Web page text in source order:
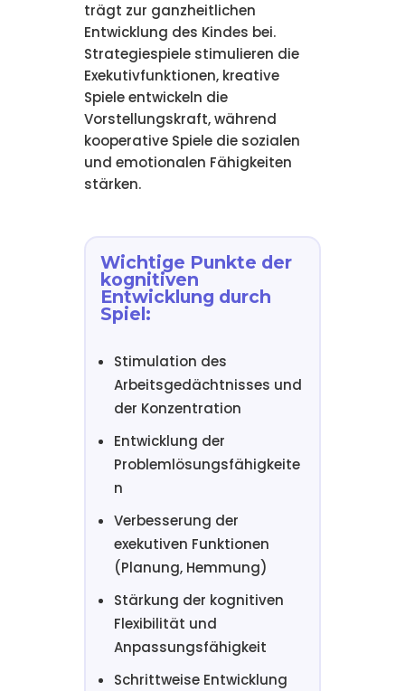
trägt zur ganzheitlichen
Entwicklung des Kindes bei.
Strategiespiele stimulieren die
Exekutivfunktionen, kreative
Spiele entwickeln die
Vorstellungskraft, während
kooperative Spiele die sozialen
und emotionalen Fähigkeiten
stärken.
Wichtige Punkte der
kognitiven
Entwicklung durch
Spiel:
Stimulation des
Arbeitsgedächtnisses und
der Konzentration
Entwicklung der
Problemlösungsfähigkeite
n
Verbesserung der
exekutiven Funktionen
(Planung, Hemmung)
Stärkung der kognitiven
Flexibilität und
Anpassungsfähigkeit
Schrittweise Entwicklung